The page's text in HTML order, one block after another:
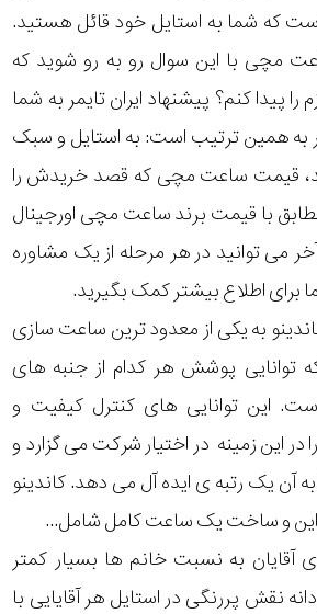
که شما به استایل خود قائل هستید.
مچی با این سوال رو به رو شوید که
پیدا کنم؟ پیشنهاد ایران تایمر به شما
به همین ترتیب است: به استایل و سبک
قیمت ساعت مچی که قصد خریدش را
با قیمت برند ساعت مچی اورجینال
می توانید در هر مرحله از یک مشاوره
اطلاع بیشتر کمک بگیرید.
به یکی از معدود ترین ساعت سازی
توانایی پوشش هر کدام از جنبه های
این توانایی های کنترل کیفیت و
در این زمینه در اختیار شرکت می گزارد و
آن یک رتبه ی ایده آل می دهد. کاندینو
و ساخت یک ساعت کامل شامل...
آقایان به نسبت خانم ها بسیار کمتر
نقش پررنگی در استایل هر آقایایی با